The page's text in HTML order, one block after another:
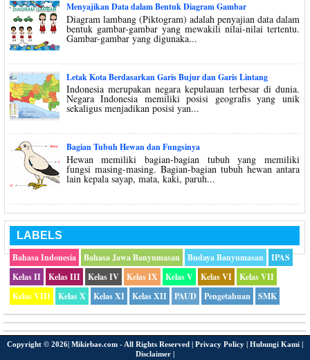
Menyajikan Data dalam Bentuk Diagram Gambar
Diagram lambang (Piktogram) adalah penyajian data dalam
bentuk gambar-gambar yang mewakili nilai-nilai tertentu.
Gambar-gambar yang digunaka...
Letak Kota Berdasarkan Garis Bujur dan Garis Lintang
Indonesia merupakan negara kepulauan terbesar di dunia.
Negara Indonesia memiliki posisi geografis yang unik
sekaligus menjadikan posisi yan...
Bagian Tubuh Hewan dan Fungsinya
Hewan memiliki bagian-bagian tubuh yang memiliki
fungsi masing-masing. Bagian-bagian tubuh hewan antara
lain kepala sayap, mata, kaki, paruh...
LABELS
Bahasa Indonesia
Bahasa Jawa Banyumasan Budaya Banyumasan
IPAS
Kelas II
Kelas III Kelas IV Kelas IX Kelas V Kelas VI
Kelas VII
Kelas VIII
Kelas X Kelas XI Kelas XII PAUD Pengetahuan SMK
Copyright © 2026| Mikirbae.com - All Rights Reserved | Privacy Policy | Hubungi Kami |
Disclaimer |